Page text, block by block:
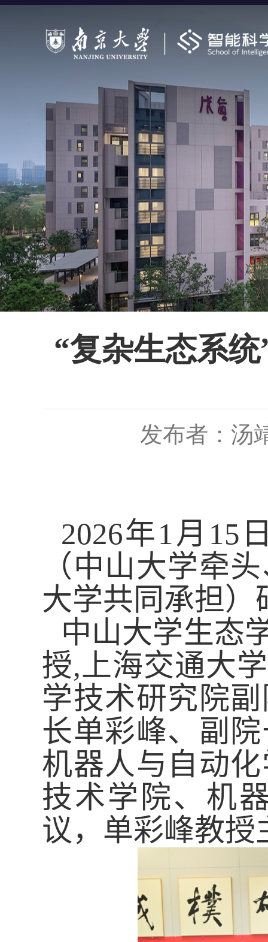
“复杂生态系
发布者：汤
2026年1月 15
（中山大学牵
大学共同承担
中山大学生态
授,上海交通大
学技术研究院
长单彩峰、副
机器人与自动
技术学院、机
议，单彩峰教授